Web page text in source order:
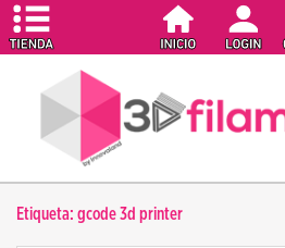
Etiqueta: gcode 3d printer